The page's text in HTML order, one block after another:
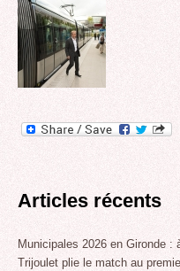
Articles récents
Municipales 2026 en Gironde
Trijoulet plie le match au